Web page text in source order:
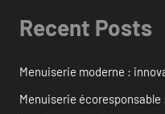
Recent Posts
Menuiserie moderne :
Menuiserie